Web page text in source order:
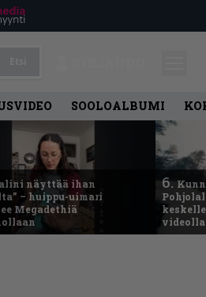
SOOLOALBUMI
näyttää ihan
– huippu-uimari
Megadethiä
6.